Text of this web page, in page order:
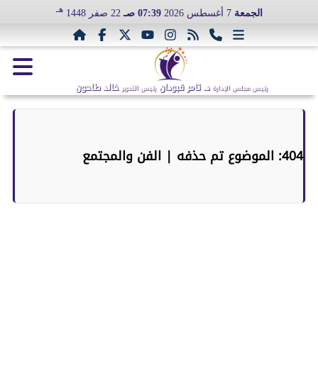
الجمعة 7 أغسطس 2026 07:39 صـ 22 صفر 1448 هـ
رئيس مجلس الإدارة د. تامر قبودان رئيس التحرير خالد طاحون
404: الموضوع تم حذفه | الفن والمجتمع